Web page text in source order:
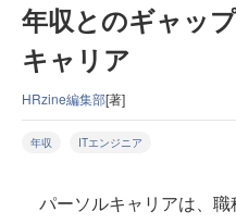
年収とのギャッ
キャリア
HRzine編集部[著]
年収 ITエンジニア
パーソルキャリアは、